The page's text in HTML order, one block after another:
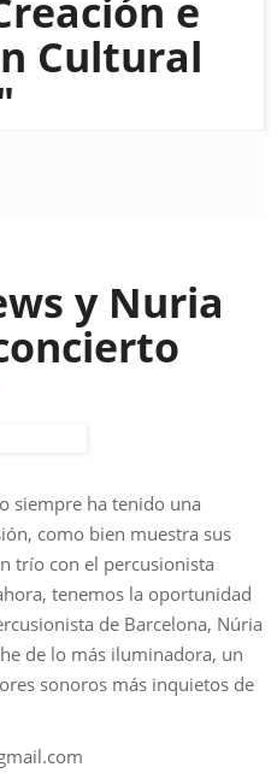
y Nuria
siempre ha tenido una
como bien muestra sus
trío con el percusionista
tenemos la oportunidad
de Barcelona, Núria
de lo más iluminadora, un
sonoros más inquietos de